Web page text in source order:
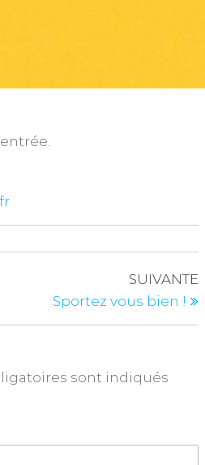
SUIVANTE
Sportez vous bien !
sont indiqués